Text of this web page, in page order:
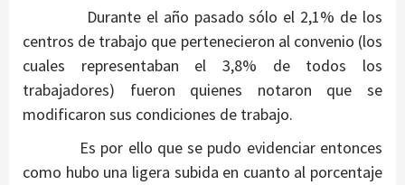
Durante el año pasado sólo el 2,1% de los
centros de trabajo que pertenecieron al convenio (los
cuales representaban el 3,8% de todos los
trabajadores) fueron quienes notaron que se
modificaron sus condiciones de trabajo.
Es por ello que se pudo evidenciar entonces
como hubo una ligera subida en cuanto al porcentaje